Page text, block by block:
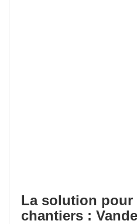
La solution pour
chantiers :